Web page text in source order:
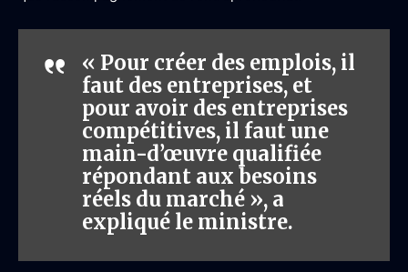
« Pour créer des emplois, il
faut des entreprises, et
pour avoir des entreprises
compétitives, il faut une
main-d’œuvre qualifiée
répondant aux besoins
réels du marché », a
expliqué le ministre.